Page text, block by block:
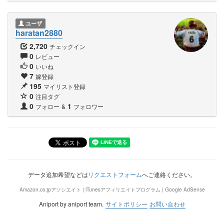
ユーザ
haratan2880
2,720 チェックイン
0 レビュー
0 いいね
7 嫁登録
195 マイリスト登録
0 注目タグ
0 フォロー & 1 フォロワー
データ追加希望などはリクエストフォームへご連絡ください。
Amazon.co.jpアソシエイト | iTunesアフィリエイトプログラム | Google AdSense
Aniport by aniport team. サイトポリシー お問い合わせ